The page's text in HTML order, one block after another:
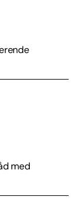
med